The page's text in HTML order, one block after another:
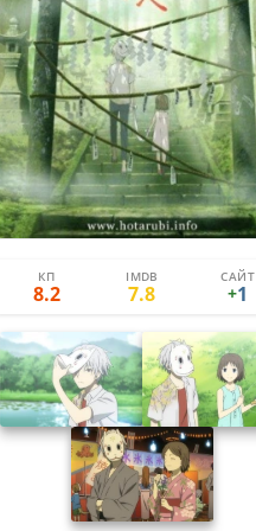
КП
8.2
IMDB
7.8
САЙТ
10
+1